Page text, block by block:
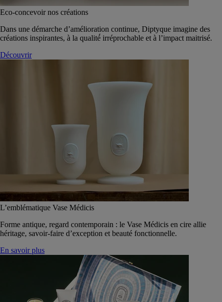
Eco-concevoir nos créations
Dans une démarche d’amélioration continue, Diptyque imagine des
créations inspirantes, à la qualité́ irréprochable et à l’impact maitrisé.
Découvrir
L’emblématique Vase Médicis
Forme antique, regard contemporain : le Vase Médicis en cire allie
héritage, savoir-faire d’exception et beauté fonctionnelle.
En savoir plus